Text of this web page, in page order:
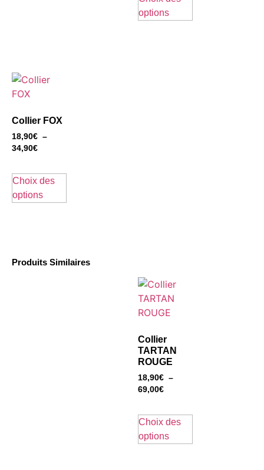
options
Collier FOX
18,90€ –
34,90€
Choix des
options
Produits Similaires
Collier
TARTAN
ROUGE
18,90€ –
69,00€
Choix des
options